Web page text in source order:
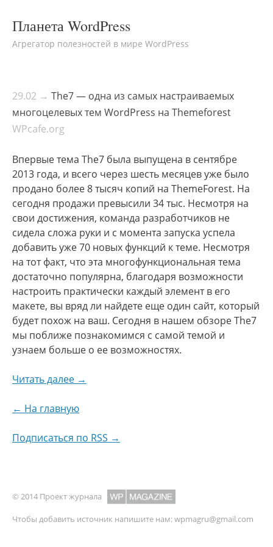
Планета WordPress
Агрегатор полезностей в мире WordPress
29.02 → The7 — одна из самых настраиваемых
многоцелевых тем WordPress на Themeforest
WPcafe.org
Впервые тема The7 была выпущена в сентябре
2013 года, и всего через шесть месяцев уже было
продано более 8 тысяч копий на ThemeForest. На
сегодня продажи превысили 34 тыс. Несмотря на
свои достижения, команда разработчиков не
сидела сложа руки и с момента запуска успела
добавить уже 70 новых функций к теме. Несмотря
на тот факт, что эта многофункциональная тема
достаточно популярна, благодаря возможности
настроить практически каждый элемент в его
макете, вы вряд ли найдете еще один сайт, который
будет похож на ваш. Сегодня в нашем обзоре The7
мы поближе познакомимся с самой темой и
узнаем больше о ее возможностях.
Читать далее →
← На главную
Подписаться по RSS →
© 2014 Проект журнала
Чтобы добавить источник напишите нам:wpmagru@gmail.com